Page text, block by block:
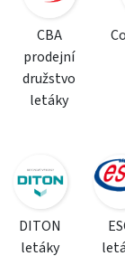
CBA
prodejní
družstvo
letáky
DITON
letáky